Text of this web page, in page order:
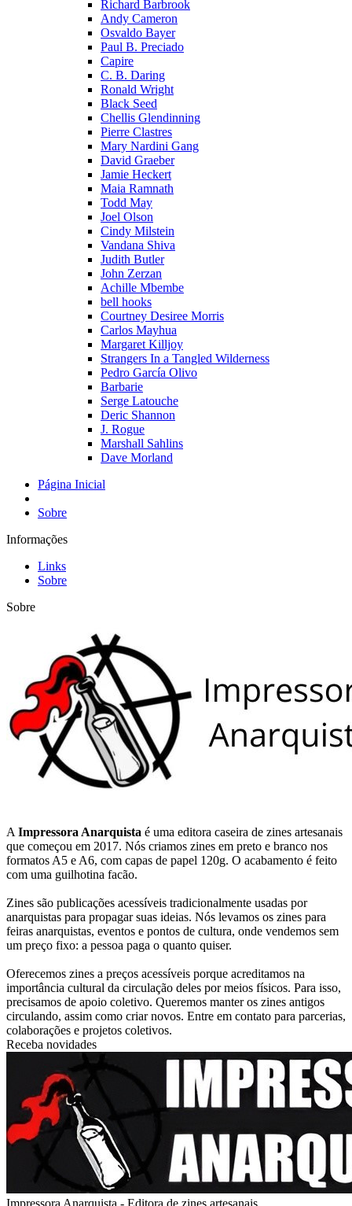
Richard Barbrook
Andy Cameron
Osvaldo Bayer
Paul B. Preciado
Capire
C. B. Daring
Ronald Wright
Black Seed
Chellis Glendinning
Pierre Clastres
Mary Nardini Gang
David Graeber
Jamie Heckert
Maia Ramnath
Todd May
Joel Olson
Cindy Milstein
Vandana Shiva
Judith Butler
John Zerzan
Achille Mbembe
bell hooks
Courtney Desiree Morris
Carlos Mayhua
Margaret Killjoy
Strangers In a Tangled Wilderness
Pedro García Olivo
Barbarie
Serge Latouche
Deric Shannon
J. Rogue
Marshall Sahlins
Dave Morland
Página Inicial
Sobre
Informações
Links
Sobre
Sobre
A Impressora Anarquista é uma editora caseira de zines artesanais
que começou em 2017. Nós criamos zines em preto e branco nos
formatos A5 e A6, com capas de papel 120g. O acabamento é feito
com uma guilhotina facão.
Zines são publicações acessíveis tradicionalmente usadas por
anarquistas para propagar suas ideias. Nós levamos os zines para
feiras anarquistas, eventos e pontos de cultura, onde vendemos sem
um preço fixo: a pessoa paga o quanto quiser.
Oferecemos zines a preços acessíveis porque acreditamos na
importância cultural da circulação deles por meios físicos. Para isso,
precisamos de apoio coletivo. Queremos manter os zines antigos
circulando, assim como criar novos. Entre em contato para parcerias,
colaborações e projetos coletivos.
Receba novidades
Impressora Anarquista - Editora de zines artesanais